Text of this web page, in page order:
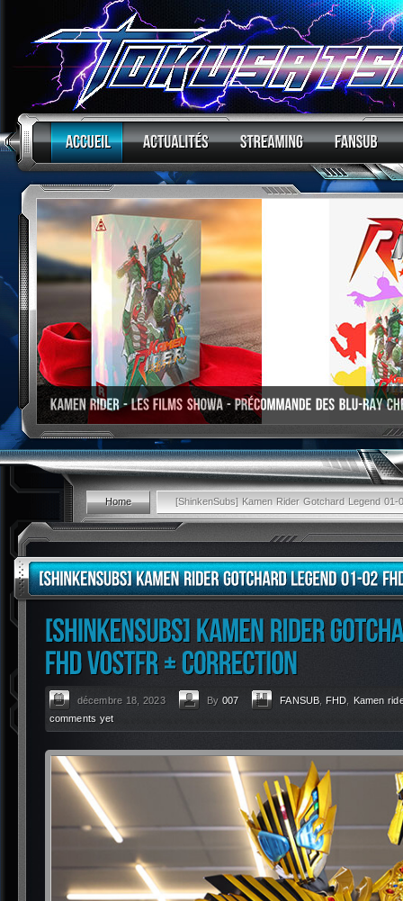
Home [ShinkenSubs] Kamen Rider Gotchard Legend
décembre 18, 2023 By007 FANSUB, FHD
Kamen
comments yet